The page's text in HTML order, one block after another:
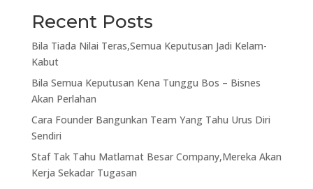
Recent Posts
Bila Tiada Nilai Teras,Semua Keputusan Jadi Kelam-
Kabut
Bila Semua Keputusan Kena Tunggu Bos – Bisnes
Akan Perlahan
Cara Founder Bangunkan Team Yang Tahu Urus Diri
Sendiri
Staf Tak Tahu Matlamat Besar Company,Mereka Akan
Kerja Sekadar Tugasan